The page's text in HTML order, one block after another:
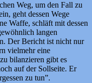
Weg, um den Fall zu
geht dessen Wege
Waffe, schläft mit dessen
langen
Der Bericht ist nicht nur
vielmehr eine
bilanzieren gibt es
auf der Sollseite. Er
zu tun”.